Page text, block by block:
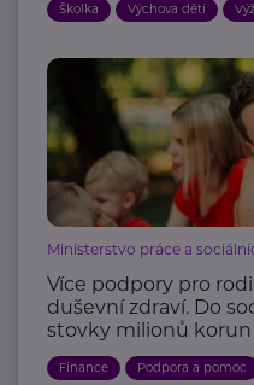
Školka Výchova dětí
Ministerstvo práce a
Více podpory pro
duševní zdraví. Do
stovky milionů korun
Finance Podpora a pomoc